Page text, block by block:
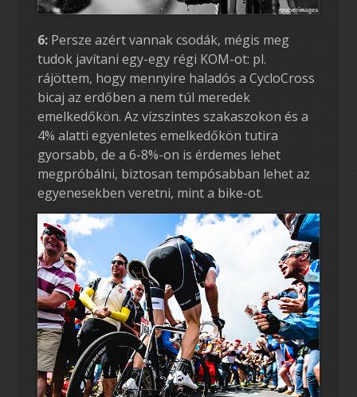
6:Persze azért vannak csodák, mégis meg
tudok javítani egy-egy régi KOM-ot: pl.
rájöttem, hogy mennyire haladós a CycloCross
bicaj az erdőben a nem túl meredek
emelkedőkön. Az vízszintes szakaszokon és a
4% alatti egyenletes emelkedőkön tutira
gyorsabb, de a 6-8%-on is érdemes lehet
megpróbálni, biztosan tempósabban lehet az
egyenesekben veretni, mint a bike-ot.